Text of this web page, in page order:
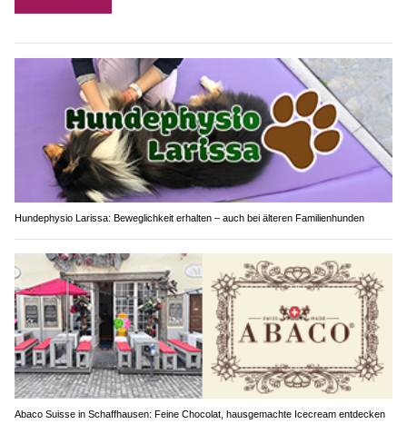
Hundephysio Larissa: Beweglichkeit erhalten – auch bei älteren Familienhunden
Abaco Suisse in Schaffhausen: Feine Chocolat, hausgemachte Icecream entdecken